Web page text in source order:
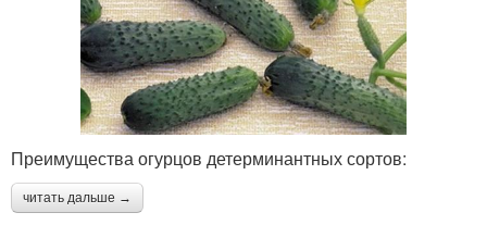
Преимущества огурцов детерминантных сортов:
читать дальше →